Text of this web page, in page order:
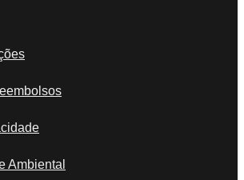
Ambiental